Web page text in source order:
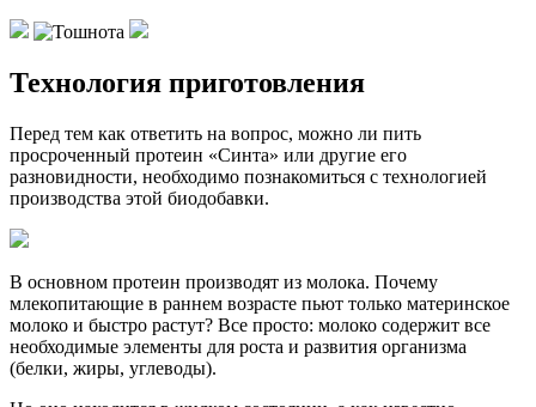
Технология приготовления
Перед тем как ответить на вопрос, можно ли пить
просроченный протеин «Синта» или другие его
разновидности, необходимо познакомиться с технологией
производства этой биодобавки.
В основном протеин производят из молока. Почему
млекопитающие в раннем возрасте пьют только материнское
молоко и быстро растут? Все просто: молоко содержит все
необходимые элементы для роста и развития организма
(белки, жиры, углеводы).